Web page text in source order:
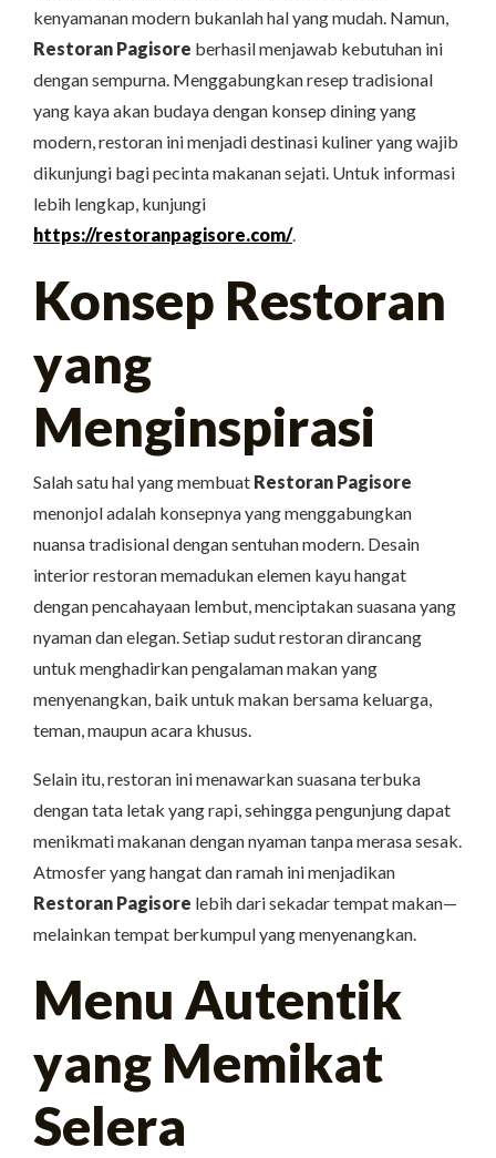
kenyamanan modern bukanlah hal yang mudah. Namun,
Restoran Pagisore berhasil menjawab kebutuhan ini
dengan sempurna. Menggabungkan resep tradisional
yang kaya akan budaya dengan konsep dining yang
modern, restoran ini menjadi destinasi kuliner yang wajib
dikunjungi bagi pecinta makanan sejati. Untuk informasi
lebih lengkap, kunjungi
https://restoranpagisore.com/.
Konsep Restoran
yang
Menginspirasi
Salah satu hal yang membuat Restoran Pagisore
menonjol adalah konsepnya yang menggabungkan
nuansa tradisional dengan sentuhan modern. Desain
interior restoran memadukan elemen kayu hangat
dengan pencahayaan lembut, menciptakan suasana yang
nyaman dan elegan. Setiap sudut restoran dirancang
untuk menghadirkan pengalaman makan yang
menyenangkan, baik untuk makan bersama keluarga,
teman, maupun acara khusus.
Selain itu, restoran ini menawarkan suasana terbuka
dengan tata letak yang rapi, sehingga pengunjung dapat
menikmati makanan dengan nyaman tanpa merasa sesak.
Atmosfer yang hangat dan ramah ini menjadikan
Restoran Pagisore lebih dari sekadar tempat makan—
melainkan tempat berkumpul yang menyenangkan.
Menu Autentik
yang Memikat
Selera